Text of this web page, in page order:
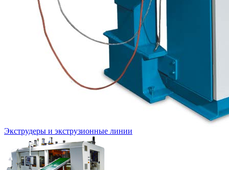
Экструдеры и экструзионные линии